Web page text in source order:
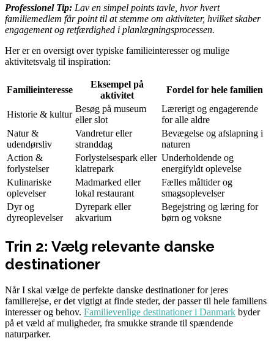
Professionel Tip: Lav en simpel points tavle, hvor hvert
familiemedlem får point til at stemme om aktiviteter, hvilket skaber
engagement og retfærdighed i planlægningsprocessen.
Her er en oversigt over typiske familieinteresser og mulige
aktivitetsvalg til inspiration:
Familieinteresse
Eksempel på
aktivitet
Fordel for hele familien
Historie & kultur
Besøg på museum
eller slot
Lærerigt og engagerende
for alle aldre
Natur &
udendørsliv
Vandretur eller
stranddag
Bevægelse og afslapning i
naturen
Action &
forlystelser
Forlystelsespark eller
klatrepark
Underholdende og
energifyldt oplevelse
Kulinariske
oplevelser
Madmarked eller
lokal restaurant
Fælles måltider og
smagsoplevelser
Dyr og
dyreoplevelser
Dyrepark eller
akvarium
Begejstring og læring for
børn og voksne
Trin 2: Vælg relevante danske
destinationer
Når I skal vælge de perfekte danske destinationer for jeres
familierejse, er det vigtigt at finde steder, der passer til hele familiens
interesser og behov. Familievenlige destinationer i Danmark byder
på et væld af muligheder, fra smukke strande til spændende
naturparker.